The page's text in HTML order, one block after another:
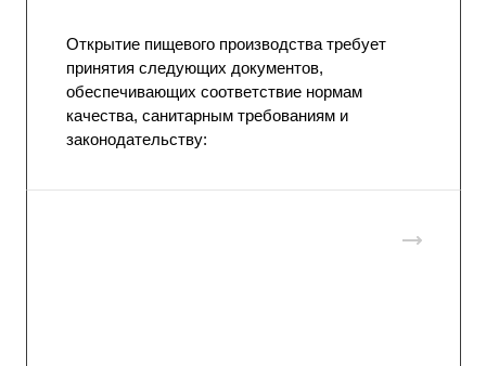
Открытие пищевого производства требует
принятия следующих документов,
обеспечивающих соответствие нормам
качества, санитарным требованиям и
законодательству: